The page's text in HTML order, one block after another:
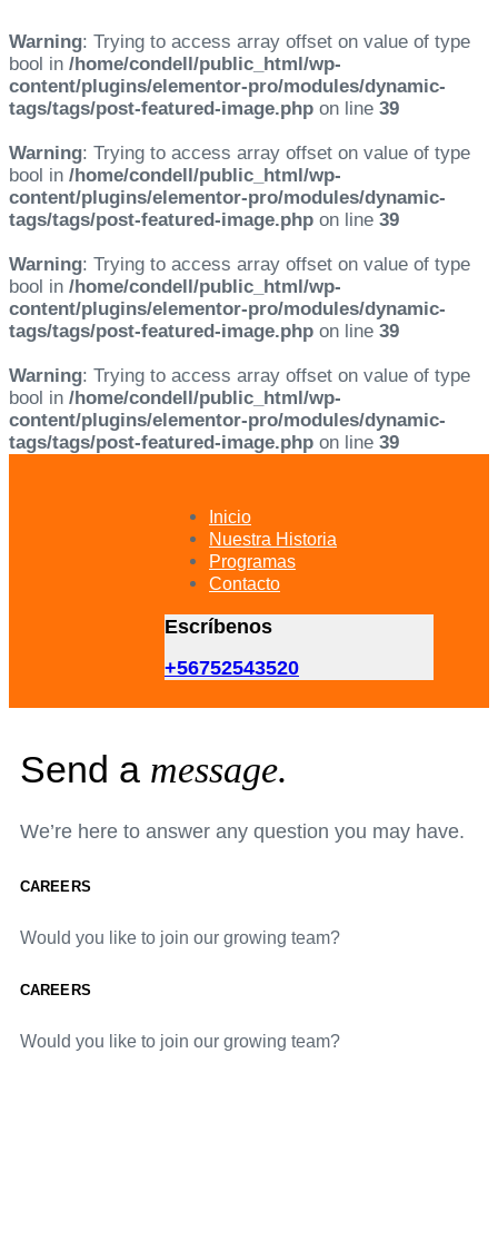
Warning: Trying to access array offset on value of type
bool in /home/condell/public_html/wp-
content/plugins/elementor-pro/modules/dynamic-
tags/tags/post-featured-image.php on line 39
Warning: Trying to access array offset on value of type
bool in /home/condell/public_html/wp-
content/plugins/elementor-pro/modules/dynamic-
tags/tags/post-featured-image.php on line 39
Warning: Trying to access array offset on value of type
bool in /home/condell/public_html/wp-
content/plugins/elementor-pro/modules/dynamic-
tags/tags/post-featured-image.php on line 39
Warning: Trying to access array offset on value of type
bool in /home/condell/public_html/wp-
content/plugins/elementor-pro/modules/dynamic-
tags/tags/post-featured-image.php on line 39
Inicio
Nuestra Historia
Programas
Contacto
Escríbenos
+56752543520
Send a message.
We’re here to answer any question you may have.
CAREERS
Would you like to join our growing team?
CAREERS
Would you like to join our growing team?